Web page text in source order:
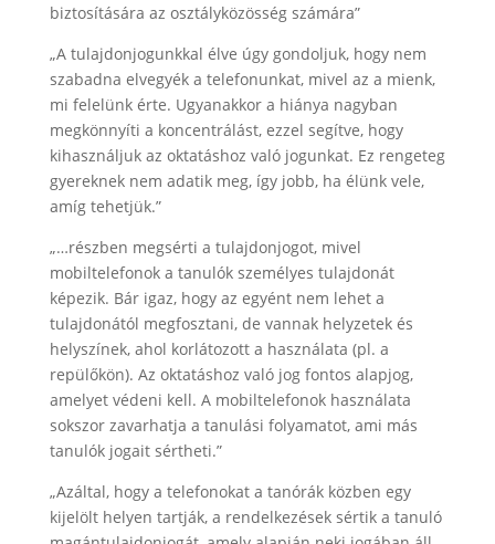
biztosítására az osztályközösség számára”
„A tulajdonjogunkkal élve úgy gondoljuk, hogy nem
szabadna elvegyék a telefonunkat, mivel az a mienk,
mi felelünk érte. Ugyanakkor a hiánya nagyban
megkönnyíti a koncentrálást, ezzel segítve, hogy
kihasználjuk az oktatáshoz való jogunkat. Ez rengeteg
gyereknek nem adatik meg, így jobb, ha élünk vele,
amíg tehetjük.”
„…részben megsérti a tulajdonjogot, mivel
mobiltelefonok a tanulók személyes tulajdonát
képezik. Bár igaz, hogy az egyént nem lehet a
tulajdonától megfosztani, de vannak helyzetek és
helyszínek, ahol korlátozott a használata (pl. a
repülőkön). Az oktatáshoz való jog fontos alapjog,
amelyet védeni kell. A mobiltelefonok használata
sokszor zavarhatja a tanulási folyamatot, ami más
tanulók jogait sértheti.”
„Azáltal, hogy a telefonokat a tanórák közben egy
kijelölt helyen tartják, a rendelkezések sértik a tanuló